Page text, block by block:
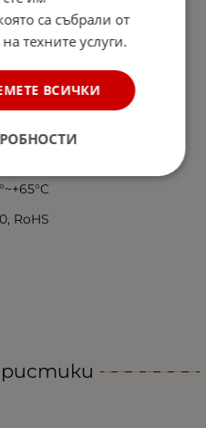
отвори 150 ММ
RoHS
са събрали от
техните услуги.
ВСИЧКИ